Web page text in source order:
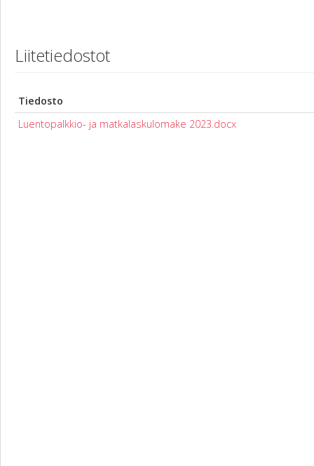
Liitetiedostot
Tiedosto
Luentopalkkio- ja matkalaskulomake 2023.docx